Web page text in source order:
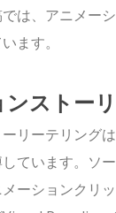
は、アニメー
ます。
ストー
リーテリング
ています。ソ
ーションクリ